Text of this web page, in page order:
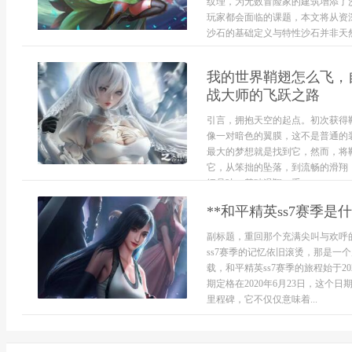
玩家都会面临的课题，本文将从
沙石的基础定义与特性沙石并非天
我的世界鞘翅怎么飞
战大师的飞跃之路
引言，拥抱天空的起点。初次获
像一对暗色的翼膜，这不是普通
最大的梦想就是找到它，然而，
它，从笨拙的坠落，到流畅的滑
细品味。基础滑翔，重...
**和平精英ss7赛季是
副标题，重回那个充满尖叫与欢
ss7赛季的记忆依旧滚烫，那是一
载，和平精英ss7赛季的旅程始于
期定格在2020年6月23日，这个日
里程碑，它不仅仅意味着...